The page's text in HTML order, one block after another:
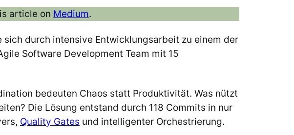
article on Medium.
durch intensive Entwicklungsarbeit zu einem der
Software Development Team mit 15
bedeuten Chaos statt Produktivität. Was nützt
Die Lösung entstand durch 118 Commits in nur
Quality Gates und intelligenter Orchestrierung.